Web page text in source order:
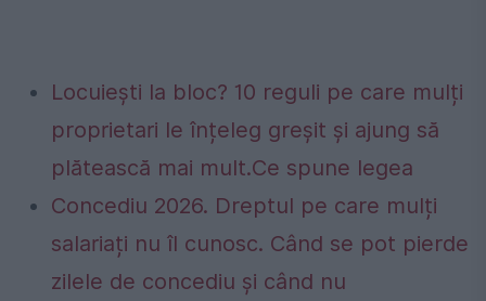
Locuiești la bloc? 10 reguli pe care mulți
proprietari le înțeleg greșit și ajung să
plătească mai mult.Ce spune legea
Concediu 2026. Dreptul pe care mulți
salariați nu îl cunosc. Când se pot pierde
zilele de concediu și când nu